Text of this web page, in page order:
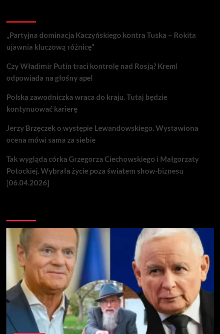
„Partyjna dominacja Kaczyńskiego kontra Tuska – Rokita
ujawnia kluczową różnicę”
Czy Władimir Putin traci kontrolę nad Rosją? Kreml
odpowiada na głośny apel
Polska zawodniczka wraca do kraju. Tutaj będzie
kontynuować karierę
Jerzy Brzęczek o występie Lewandowskiego. Wystawiona
ocena mówi sama za siebie
Tak wygląda córka Grzegorza Ciechowskiego i Małgorzaty
Potockiej. Wybrała życie poza światem show-biznesu
[06.04.2026]